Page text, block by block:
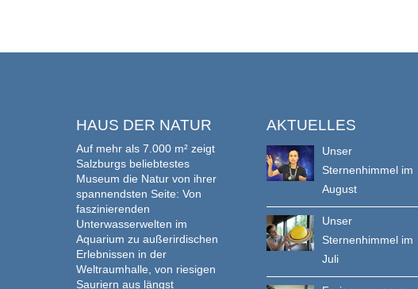
HAUS DER NATUR
Auf mehr als 7.000 m² zeigt
Salzburgs beliebtestes
Museum die Natur von ihrer
spannendsten Seite: Von
faszinierenden
Unterwasserwelten im
Aquarium zu außerirdischen
Erlebnissen in der
Weltraumhalle, von riesigen
Sauriern aus längst
AKTUELLES
Unser
Sternenhimmel im
August
Unser
Sternenhimmel im
Juli